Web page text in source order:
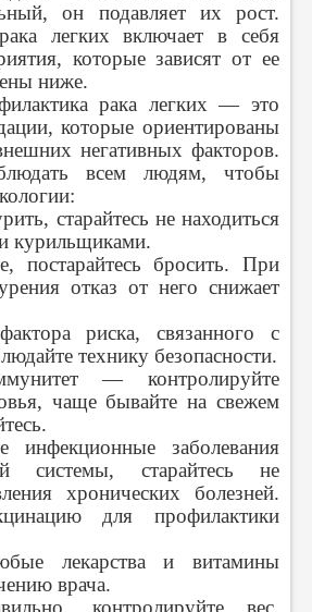
он подавляет их рост.
легких включает в себя
которые зависят от ее
ниже.
рака легких — это
которые ориентированы
негативных факторов.
всем людям, чтобы
старайтесь не находиться
курильщиками.
постарайтесь бросить. При
отказ от него снижает
риска, связанного с
технику безопасности.
— контролируйте
чаще бывайте на свежем
инфекционные заболевания
системы, старайтесь не
хронических болезней.
для профилактики
лекарства и витамины
врача.
контролируйте вес,